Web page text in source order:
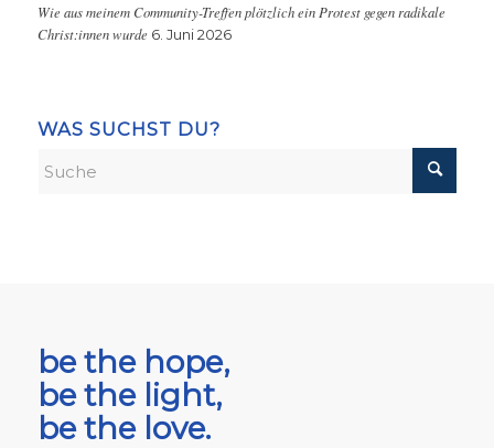
Wie aus meinem Community-Treffen plötzlich ein Protest gegen radikale
Christ:innen wurde 6. Juni 2026
WAS SUCHST DU?
be the hope,
be the light,
be the love.